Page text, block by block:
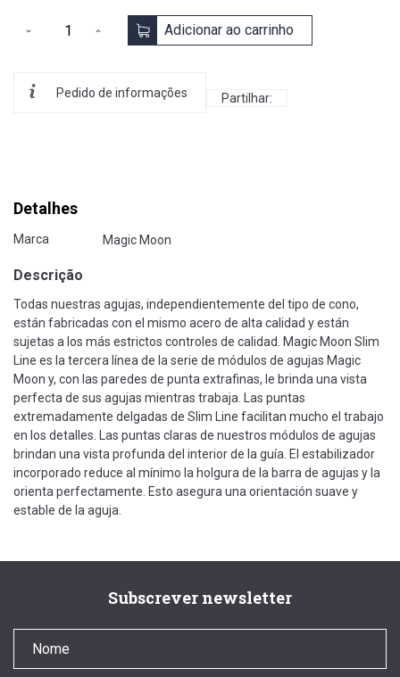
Adicionar ao carrinho
Pedido de informações Partilhar:
Detalhes
Marca Magic Moon
Descrição
Todas nuestras agujas, independientemente del tipo de cono,
están fabricadas con el mismo acero de alta calidad y están
sujetas a los más estrictos controles de calidad. Magic Moon Slim
Line es la tercera línea de la serie de módulos de agujas Magic
Moon y, con las paredes de punta extrafinas, le brinda una vista
perfecta de sus agujas mientras trabaja. Las puntas
extremadamente delgadas de Slim Line facilitan mucho el trabajo
en los detalles. Las puntas claras de nuestros módulos de agujas
brindan una vista profunda del interior de la guía. El estabilizador
incorporado reduce al mínimo la holgura de la barra de agujas y la
orienta perfectamente. Esto asegura una orientación suave y
estable de la aguja.
Subscrever newsletter